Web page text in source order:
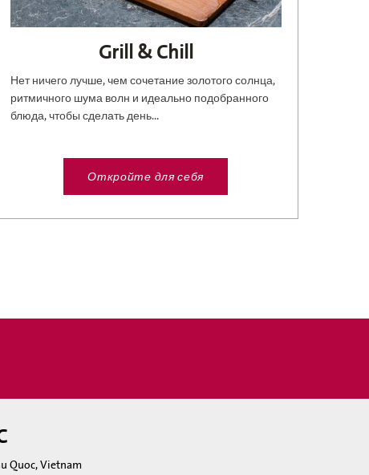
Grill & Chill
Нет ничего лучше, чем сочетание золотого солнца,
ритмичного шума волн и идеально подобранного
блюда, чтобы сделать день...
Откройте для себя
Quoc, Vietnam